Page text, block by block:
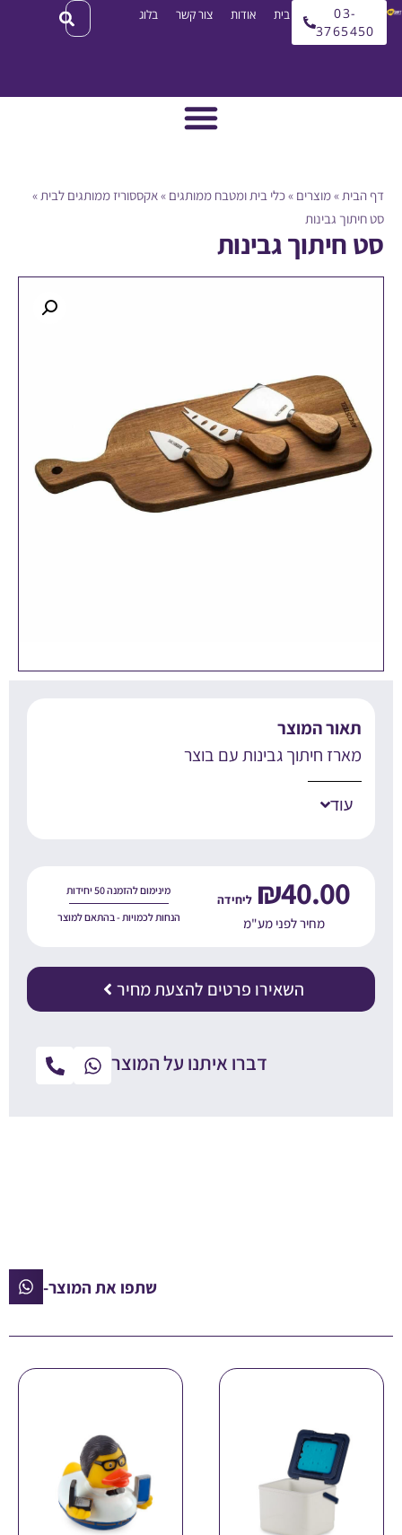
עמוד בית אודות צור קשר בלוג
»מוצרים»כלי בית ומטבח ממותגים »אקססוריז ממותגים לבית»
גבינות
גבינות
המוצר
חיתוך גבינות עם בוצר
₪40.00
מחיר לפני מע"מ
מינימום להזמנה 50 יחידות
הנחות לכמויות - בהתאם למוצר
השאירו פרטים להצעת מחיר
דברו איתנו על המוצר
שתפו את המוצר-